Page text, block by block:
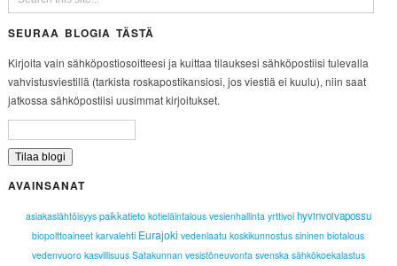
SEURAA BLOGIA TÄSTÄ
Kirjoita vain sähköpostiosoitteesi ja kuittaa tilauksesi sähköpostiisi tulevalla
vahvistusviestillä (tarkista roskapostikansiosi, jos viestiä ei kuulu), niin saat
jatkossa sähköpostiisi uusimmat kirjoitukset.
AVAINSANAT
asiakaslähtöisyys paikkatieto kotieläintalous vesienhallinta yrttivoi hyvinvoivapossu
biopolttoaineet karvalehti Eurajoki vedenlaatu koskikunnostus sininen biotalous
vedenvuoro kasvillisuus Satakunnan vesistöneuvonta svenska sähkökoekalastus